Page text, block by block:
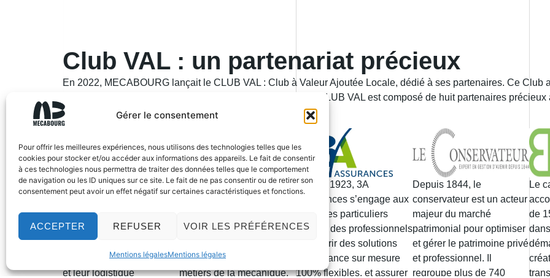
Gérer le consentement
Pour offrir les meilleures expériences, nous utilisons des technologies telles que les
cookies pour stocker et/ou accéder aux informations des appareils. Le fait de consentir
à ces technologies nous permettra de traiter des données telles que le comportement
de navigation ou les ID uniques sur ce site. Le fait de ne pas consentir ou de retirer son
consentement peut avoir un effet négatif sur certaines caractéristiques et fonctions.
ACCEPTER REFUSER VOIR LES PRÉFÉRENCES
Mentions légalesMentions légales
Club VAL : un partenariat précieux
En 2022, MECABOURG lançait le CLUB VAL : Club à Valeur Ajoutée Locale, dédié à ses partenaires. Ce Club
adhérents et leurs partenaires/fournisseurs. Aujourd’hui, le CLUB VAL est composé de huit partenaires
MECABOURG.
Crossroad Aciers vous
propose des solutions
complètes pour vos
approvisionnements en
aciers. En s’appuyant sur
leurs équipes spécialisées
et leur logistique
Fort de quarante années
d’expérience, TOP SOLID
dans l’édition de logiciels
cible principalement les
métiers de la mécanique,
Depuis 1923, 3A
Assurances s’engage aux
côtés des particuliers
comme des professionnels
pour offrir des solutions
d’assurance sur mesure
100% flexibles, et assurer
Depuis 1844, le
conservateur est un acteur
majeur du marché
patrimonial pour optimiser
et gérer le patrimoine privé
et professionnel. Il
regroupe plus de 740
Le
de